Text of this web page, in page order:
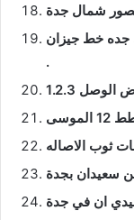
جده خط جيزان
.